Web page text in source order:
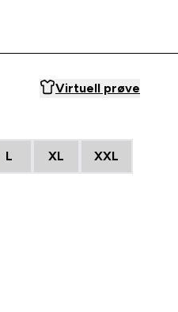
Virtuell prøve
L XL XXL